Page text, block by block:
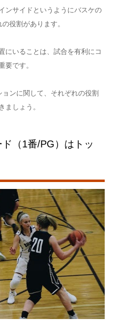
ンサイドというようにバスケの
役割があります。
にいることは、試合を有利にコ
要です。
ンに関して、それぞれの役割
ましょう。
ド（1番/PG）はトッ